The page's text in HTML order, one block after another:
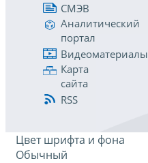
СМЭВ
Аналитический
портал
Видеоматериалы
Карта
сайта
RSS
Цвет шрифта и фона
Обычный